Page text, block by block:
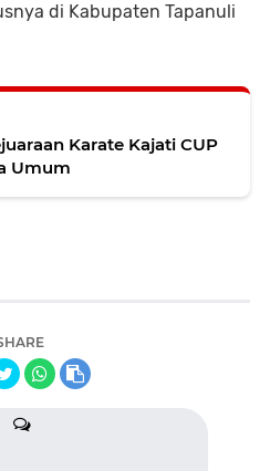
di Kabupaten Tapanuli
Karate Kajati CUP
Umum